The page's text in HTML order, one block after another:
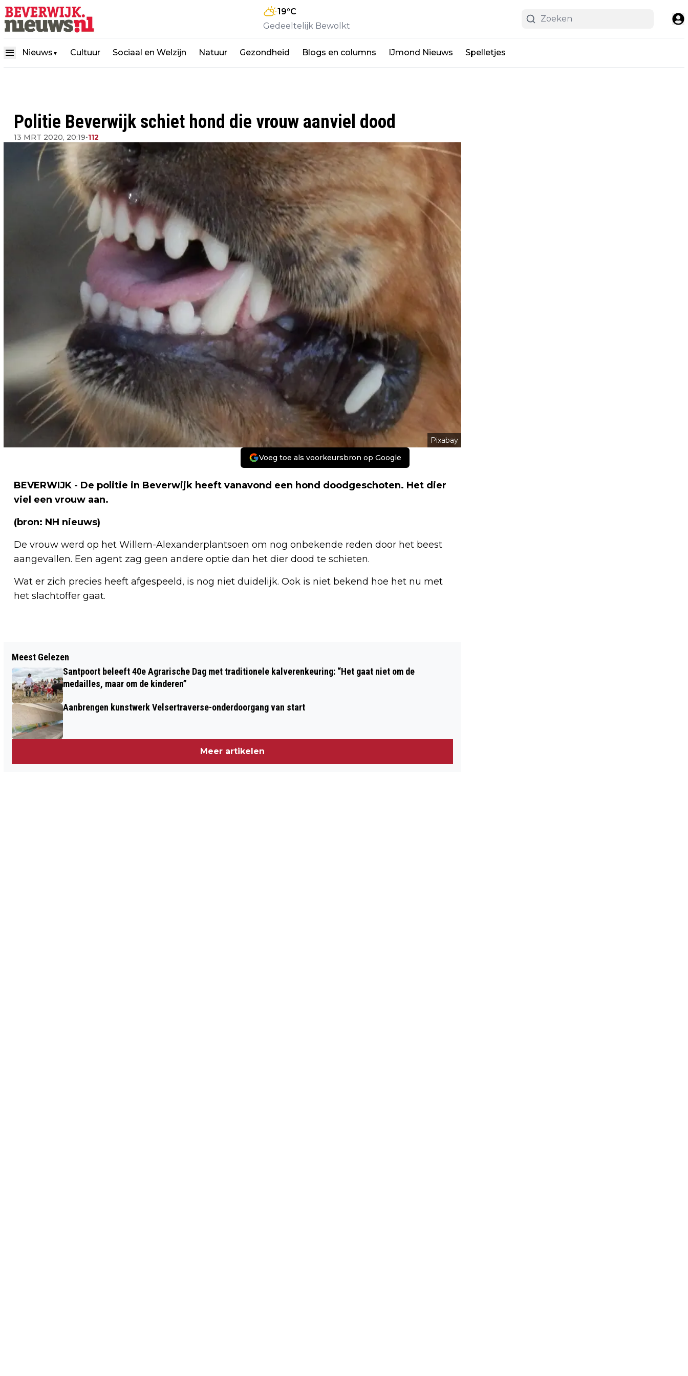
19°C
Gedeeltelijk Bewolkt
Nieuws ▼ Cultuur Sociaal en Welzijn Natuur Gezondheid Blogs en columns IJmond Nieuws Spelletjes
Politie Beverwijk schiet hond die vrouw aanviel dood
13 MRT 2020, 20:19•112
Pixabay
Voeg toe als voorkeursbron op Google
BEVERWIJK - De politie in Beverwijk heeft vanavond een hond doodgeschoten. Het dier
viel een vrouw aan.
(bron: NH nieuws)
De vrouw werd op het Willem-Alexanderplantsoen om nog onbekende reden door het beest
aangevallen. Een agent zag geen andere optie dan het dier dood te schieten.
Wat er zich precies heeft afgespeeld, is nog niet duidelijk. Ook is niet bekend hoe het nu met
het slachtoffer gaat.
GEVOLGEN CORONAMAATREGELEN
VOOR DIENSTVERLENING GEMEENTE
BEVERWIJK
MAAR ORIËNTAALSE SUPERMARKT
Meest Gelezen
Santpoort beleeft 40e Agrarische Dag met traditionele kalverenkeuring: “Het gaat niet om de
medailles, maar om de kinderen”
Aanbrengen kunstwerk Velsertraverse-onderdoorgang van start
Meer artikelen